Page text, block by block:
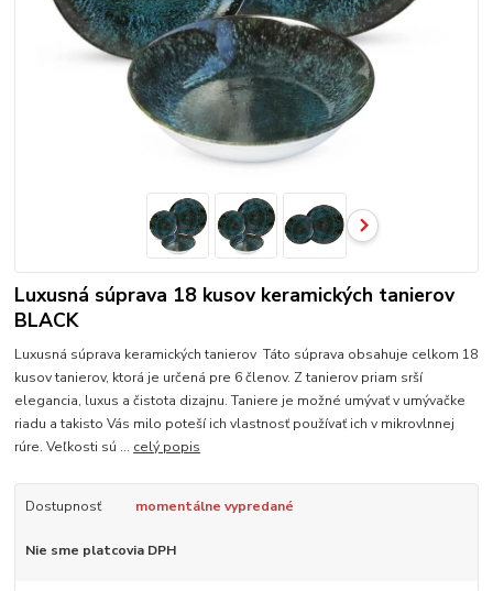
Luxusná súprava 18 kusov keramických tanierov
BLACK
Luxusná súprava keramických tanierov Táto súprava obsahuje celkom 18
kusov tanierov, ktorá je určená pre 6 členov. Z tanierov priam srší
elegancia, luxus a čistota dizajnu. Taniere je možné umývať v umývačke
riadu a takisto Vás milo poteší ich vlastnosť používať ich v mikrovlnnej
rúre. Veľkosti sú ... celý popis
Dostupnosť momentálne vypredané
Nie sme platcovia DPH